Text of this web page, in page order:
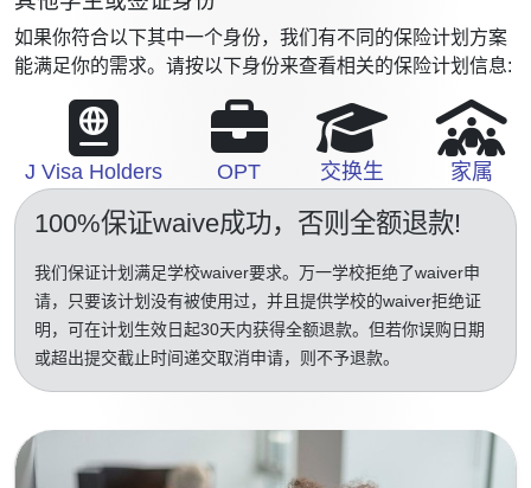
如果你符合以下其中一个身份，我们有不同的保险计划方案
能满足你的需求。请按以下身份来查看相关的保险计划信息:
J Visa Holders OPT 交换生 家属
100%保证waive成功，否则全额退款!
我们保证计划满足学校waiver要求。万一学校拒绝了waiver申
请，只要该计划没有被使用过，并且提供学校的waiver拒绝证
明，可在计划生效日起30天内获得全额退款。但若你误购日期
或超出提交截止时间递交取消申请，则不予退款。